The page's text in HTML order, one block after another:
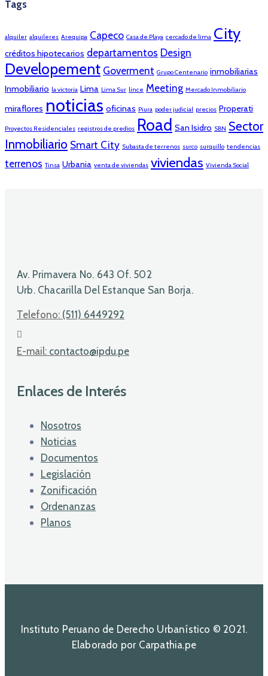
Tags
alquiler alquileres Arequipa Capeco Casa de Playa cercado de lima City
créditos hipotecarios departamentos Design
Developement Goverment Grupo Centenario inmobiliarias
Inmobiliario la victoria Lima Lima Sur lince Meeting Mercado Inmobiliario
miraflores noticias oficinas Piura poder judicial precios Properati
Proyectos Residenciales registros de predios Road San Isidro SBN Sector
Inmobiliario Smart City Subasta de terrenos surco surquillo tendencias
terrenos Tinsa Urbania venta de viviendas viviendas Vivienda Social
Av. Primavera No. 643 Of. 502
Urb. Chacarilla Del Estanque San Borja.
Telefono: (511) 6449292
E-mail: contacto@ipdu.pe
Enlaces de Interés
Nosotros
Noticias
Documentos
Legislación
Zonificación
Ordenanzas
Planos
Instituto Peruano de Derecho Urbanístico © 2021.
Elaborado por Carpathia.pe